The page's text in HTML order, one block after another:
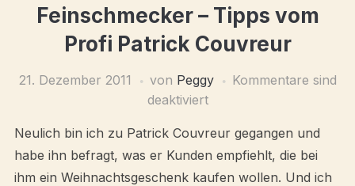
Feinschmecker – Tipps vom
Profi Patrick Couvreur
21. Dezember 2011 von Peggy
Kommentare sind
deaktiviert
Neulich bin ich zu Patrick Couvreur gegangen und
habe ihn befragt, was er Kunden empfiehlt, die bei
ihm ein Weihnachtsgeschenk kaufen wollen. Und ich